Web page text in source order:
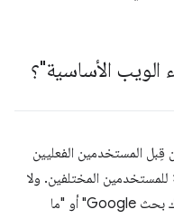
الأساسية"؟
المستخدمين الفعليين
المختلفين. ولا
تستند هذه التقييمات إلى "ما يعتقده محرّك بحث Google" أو "ما